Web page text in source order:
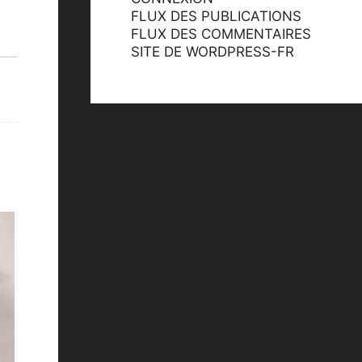
FLUX DES PUBLICATIONS
FLUX DES COMMENTAIRES
SITE DE WORDPRESS-FR